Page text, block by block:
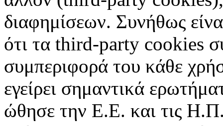
διαφημίσεων. Συνήθως
ότι τα third-party cookies
συμπεριφορά του κάθε
εγείρει σημαντικά
ώθησε την Ε.Ε. και τις